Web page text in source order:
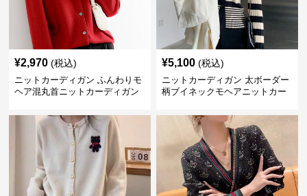
¥2,970 (税込)
ニットカーディガン ふんわりモ
ヘア混丸首ニットカーディガン
¥5,100 (税込)
ニットカーディガン 太ボーダー
柄ブイネックモヘアニットカー